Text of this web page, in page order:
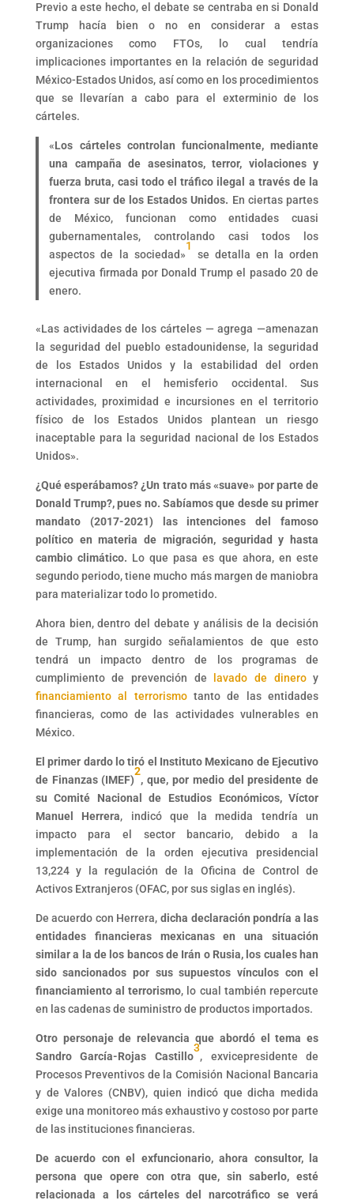
Previo a este hecho, el debate se centraba en si Donald
Trump hacía bien o no en considerar a estas
organizaciones como FTOs, lo cual tendría
implicaciones importantes en la relación de seguridad
México-Estados Unidos, así como en los procedimientos
que se llevarían a cabo para el exterminio de los
cárteles.
«Los cárteles controlan funcionalmente, mediante
una campaña de asesinatos, terror, violaciones y
fuerza bruta, casi todo el tráfico ilegal a través de la
frontera sur de los Estados Unidos. En ciertas partes
de México, funcionan como entidades cuasi
gubernamentales, controlando casi todos los
aspectos de la sociedad»
1
se detalla en la orden
ejecutiva firmada por Donald Trump el pasado 20 de
enero.
«Las actividades de los cárteles — agrega —amenazan
la seguridad del pueblo estadounidense, la seguridad
de los Estados Unidos y la estabilidad del orden
internacional en el hemisferio occidental. Sus
actividades, proximidad e incursiones en el territorio
físico de los Estados Unidos plantean un riesgo
inaceptable para la seguridad nacional de los Estados
Unidos».
¿Qué esperábamos? ¿Un trato más «suave» por parte de
Donald Trump?, pues no. Sabíamos que desde su primer
mandato (2017-2021) las intenciones del famoso
político en materia de migración, seguridad y hasta
cambio climático. Lo que pasa es que ahora, en este
segundo periodo, tiene mucho más margen de maniobra
para materializar todo lo prometido.
Ahora bien, dentro del debate y análisis de la decisión
de Trump, han surgido señalamientos de que esto
tendrá un impacto dentro de los programas de
cumplimiento de prevención de
lavado de dineroy
financiamiento al terrorismotanto de las entidades
financieras, como de las actividades vulnerables en
México.
El primer dardo lo tiró el Instituto Mexicano de Ejecutivo
de Finanzas (IMEF)
2
, que, por medio del presidente de
su Comité Nacional de Estudios Económicos, Víctor
Manuel Herrera, indicó que la medida tendría un
impacto para el sector bancario, debido a la
implementación de la orden ejecutiva presidencial
13,224 y la regulación de la Oficina de Control de
Activos Extranjeros (OFAC, por sus siglas en inglés).
De acuerdo con Herrera, dicha declaración pondría a las
entidades financieras mexicanas en una situación
similar a la de los bancos de Irán o Rusia, los cuales han
sido sancionados por sus supuestos vínculos con el
financiamiento al terrorismo, lo cual también repercute
en las cadenas de suministro de productos importados.
Otro personaje de relevancia que abordó el tema es
Sandro García-Rojas Castillo
3
, exvicepresidente de
Procesos Preventivos de la Comisión Nacional Bancaria
y de Valores (CNBV), quien indicó que dicha medida
exige una monitoreo más exhaustivo y costoso por parte
de las instituciones financieras.
De acuerdo con el exfuncionario, ahora consultor, la
persona que opere con otra que, sin saberlo, esté
relacionada a los cárteles del narcotráfico se verá